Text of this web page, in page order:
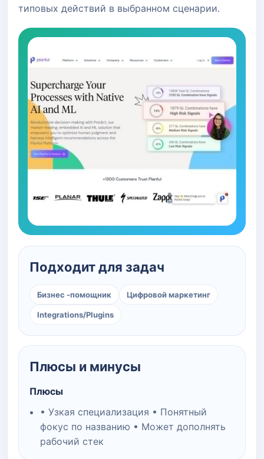
типовых действий в выбранном сценарии.
Подходит для задач
Бизнес -помощник Цифровой маркетинг
Integrations/Plugins
Плюсы и минусы
Плюсы
• Узкая специализация • Понятный
фокус по названию • Может дополнять
рабочий стек